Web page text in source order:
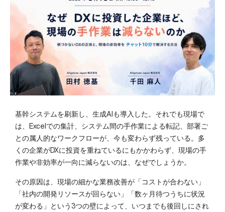
基幹システムを刷新し、生成AIも導入した。それでも現場で
は、Excelでの集計、システム間の手作業による転記、部署ご
との属人的なワークフローが、今も変わらず残っている。多
くの企業がDXに投資を重ねているにもかかわらず、現場の手
作業や非効率が一向に減らないのは、なぜでしょうか。
その原因は、現場の細かな業務改善が「コストが合わない」
「社内の開発リソースが回らない」「数ヶ月待つうちに状況
が変わる」という3つの壁によって、いつまでも後回しにされ